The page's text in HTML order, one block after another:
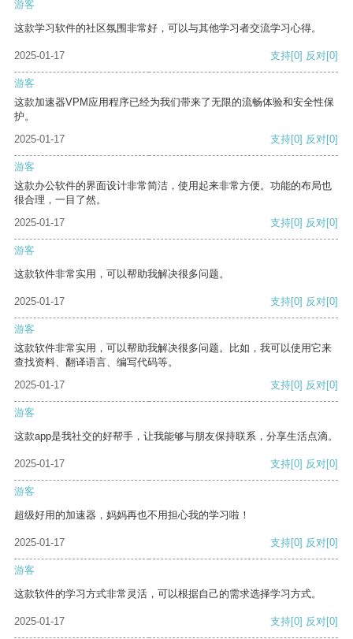
游客
这款学习软件的社区氛围非常好，可以与其他学习者交流学习心得。
2025-01-17 支持[0] 反对[0]
游客
这款加速器VPM应用程序已经为我们带来了无限的流畅体验和安全性保
护。
2025-01-17
支持[0] 反对[0]
游客
这款办公软件的界面设计非常简洁，使用起来非常方便。功能的布局也
很合理，一目了然。
2025-01-17
支持[0] 反对[0]
游客
这款软件非常实用，可以帮助我解决很多问题。
2025-01-17 支持[0] 反对[0]
游客
这款软件非常实用，可以帮助我解决很多问题。比如，我可以使用它来
查找资料、翻译语言、编写代码等。
2025-01-17
支持[0] 反对[0]
游客
这款app是我社交的好帮手，让我能够与朋友保持联系，分享生活点滴。
2025-01-17 支持[0] 反对[0]
游客
超级好用的加速器，妈妈再也不用担心我的学习啦！
2025-01-17 支持[0] 反对[0]
游客
这款软件的学习方式非常灵活，可以根据自己的需求选择学习方式。
2025-01-17 支持[0] 反对[0]